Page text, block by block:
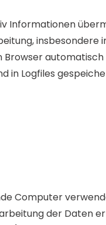
Informationen
insbesondere
Browser
in Logfiles
Computer
der Daten